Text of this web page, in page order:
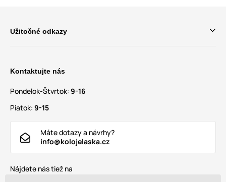
Užitočné odkazy
Kontaktujte nás
Pondelok-Štvrtok: 9-16
Piatok: 9-15
Máte dotazy a návrhy?
info@kolojelaska.cz
Nájdete nás tiež na